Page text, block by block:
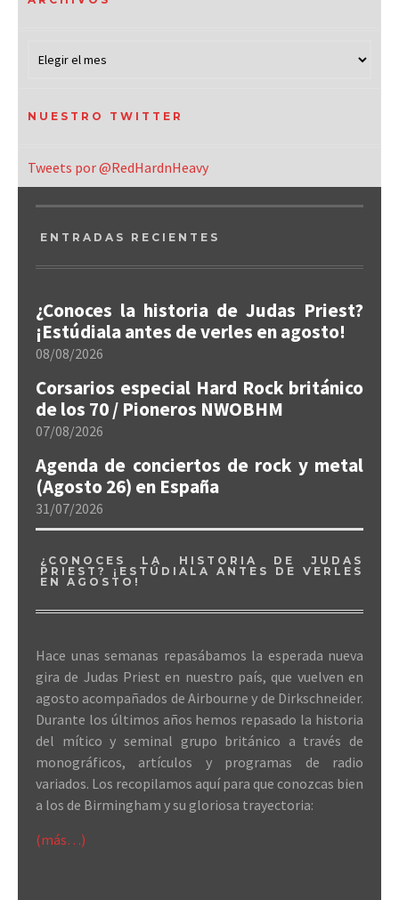
NUESTRO TWITTER
Tweets por @RedHardnHeavy
ENTRADAS RECIENTES
¿Conoces la historia de Judas Priest?
¡Estúdiala antes de verles en agosto!
08/08/2026
Corsarios especial Hard Rock británico
de los 70 / Pioneros NWOBHM
07/08/2026
Agenda de conciertos de rock y metal
(Agosto 26) en España
31/07/2026
¿CONOCES LA HISTORIA DE JUDAS
PRIEST? ¡ESTÚDIALA ANTES DE VERLES
EN AGOSTO!
Hace unas semanas repasábamos la esperada nueva
gira de Judas Priest en nuestro país, que vuelven en
agosto acompañados de Airbourne y de Dirkschneider.
Durante los últimos años hemos repasado la historia
del mítico y seminal grupo británico a través de
monográficos, artículos y programas de radio
variados. Los recopilamos aquí para que conozcas bien
a los de Birmingham y su gloriosa trayectoria:
(más…)